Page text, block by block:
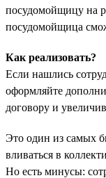
посудомойщицу на
посудомойщица
Как реализовать?
Если нашлись
оформляйте
договору и
Это один из самых
вливаться в
Но есть минусы: